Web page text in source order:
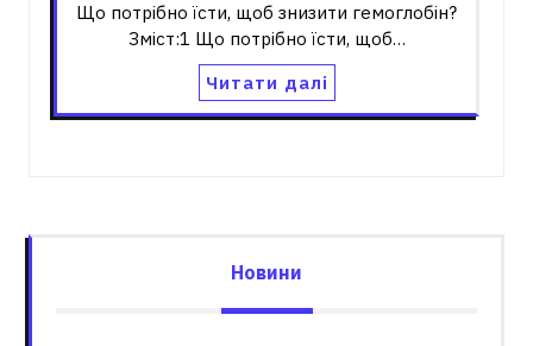
Що потрібно їсти, щоб знизити гемоглобін?
Зміст:1 Що потрібно їсти, щоб…
Читати далі
Новини